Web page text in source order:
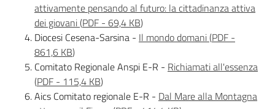
Nidi
scuole
attivamente pensando al futuro: la cittadinanza attiva
dei giovani(PDF - 69,4 KB)
Diocesi Cesena-Sarsina - Il mondo domani(PDF -
861,6 KB)
Comitato Regionale Anspi E-R - Richiamati all'essenza
(PDF - 115,4 KB)
Aics Comitato regionale E-R - Dal Mare alla Montagna